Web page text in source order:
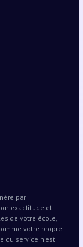
par
exactitude et
de votre école,
votre propre
du service n'est